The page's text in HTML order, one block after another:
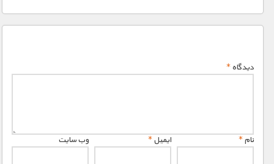
دیدگاه*
نام* ایمیل* وب‌ سایت